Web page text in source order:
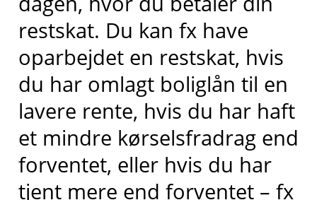
restskat. Du kan fx have
oparbejdet en restskat, hvis
du har omlagt boliglån til en
lavere rente, hvis du har haft
et mindre kørselsfradrag end
forventet, eller hvis du har
tjent mere end forventet – fx